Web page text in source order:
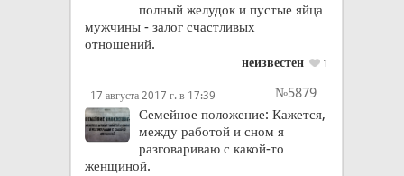
полный желудок и пустые яйца
мужчины - залог счастливых
отношений.
неизвестен 1
17 августа 2017 г. в 17:39
№5879
Семейное положение: Кажется,
между работой и сном я
разговариваю с какой-то
женщиной.